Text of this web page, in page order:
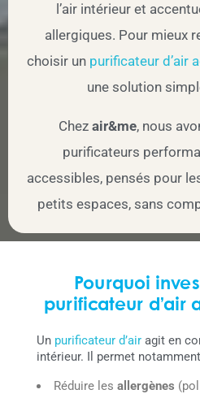
l’air intérieur et
allergiques. Pour mieux
choisir un purificateur d’air
une solution
Chez air&me, nous
purificateurs
accessibles, pensés pour
petits espaces, sans
Pourquoi
purificateur d’air
Un purificateur d’air agit en
intérieur. Il permet
Réduire les allergènes